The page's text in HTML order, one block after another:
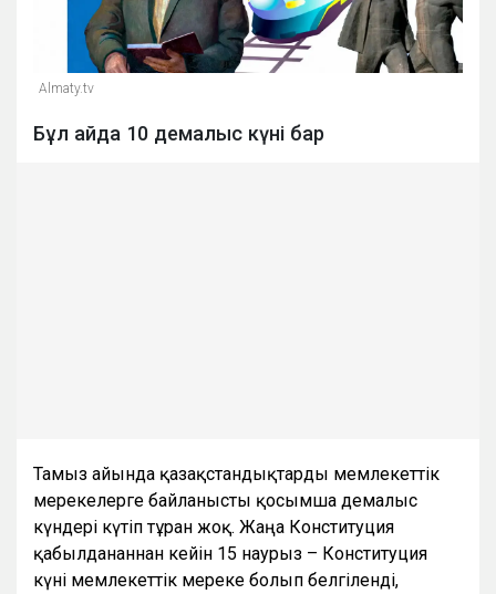
Almaty.tv
Бұл айда 10 демалыс күні бар
Тамыз айында қазақстандықтарды мемлекеттік
мерекелерге байланысты қосымша демалыс
күндері күтіп тұрған жоқ. Жаңа Конституция
қабылданғаннан кейін 15 наурыз – Конституция
күні мемлекеттік мереке болып белгіленді,